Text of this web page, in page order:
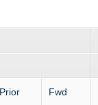
Prior Fwd